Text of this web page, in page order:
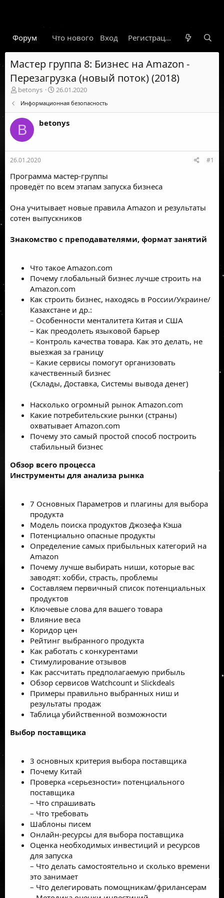
Форум Что нового Гарант Новости
Вход Регистрация
Мастер группа 8: Бизнес на Amazon -
Перезагрузка (новый поток) (2018)
А
о
р
т
е
м
ы
betonys
Д
т
н
а
26.01.2020
Информационная безопасность
B betonys
26.01.2020 #1
Программа мастер-группы
проведёт по всем этапам запуска бизнеса
Она учитывает новые правила Amazon и результаты
сотен выпускников
Знакомство с преподавателями, формат занятий
Что такое Amazon.com
Почему глобальный бизнес лучше строить на
Amazon.com
Как строить бизнес, находясь в России/Украине/
Казахстане и др.:
– Особенности менталитета Китая и США
– Как преодолеть языковой барьер
– Контроль качества товара. Как это делать, не
выезжая за границу
– Какие сервисы помогут организовать
качественный бизнес
(Склады, Доставка, Системы вывода денег)
Насколько огромный рынок Amazon.com
Какие потребительские рынки (страны)
охватывает Amazon.com
Почему это самый простой способ построить
стабильный бизнес
Обзор всего процесса
Инструменты для анализа рынка
7 Основных Параметров и плагины для выбора
продукта
Модель поиска продуктов Джозефа Кэша
Потенциально опасные продукты
Определение самых прибыльных категорий на
Amazon
Почему лучше выбирать ниши, которые вас
заводят: хобби, страсть, проблемы
Составляем первичный список потенциальных
продуктов
Ключевые слова для вашего товара
Влияние веса
Коридор цен
Рейтинг выбранного продукта
Как работать с конкурентами
Стимулирование отзывов
Как рассчитать предполагаемую прибыль
Обзор сервисов Watchcount и Slickdeals
Примеры правильно выбранных ниш и
результаты продаж
Таблица убийственной возможности
Выбор поставщика
3 основных критерия выбора поставщика
Почему Китай
Проверка «серьезности» потенциального
поставщика
– Что спрашивать
– Что требовать
Шаблоны писем
Онлайн-ресурсы для выбора поставщика
Оценка необходимых инвестиций и ресурсов
для запуска
– Что делать самостоятельно и сколько времени
это занимает
– Что делегировать помощникам/фрилансерам